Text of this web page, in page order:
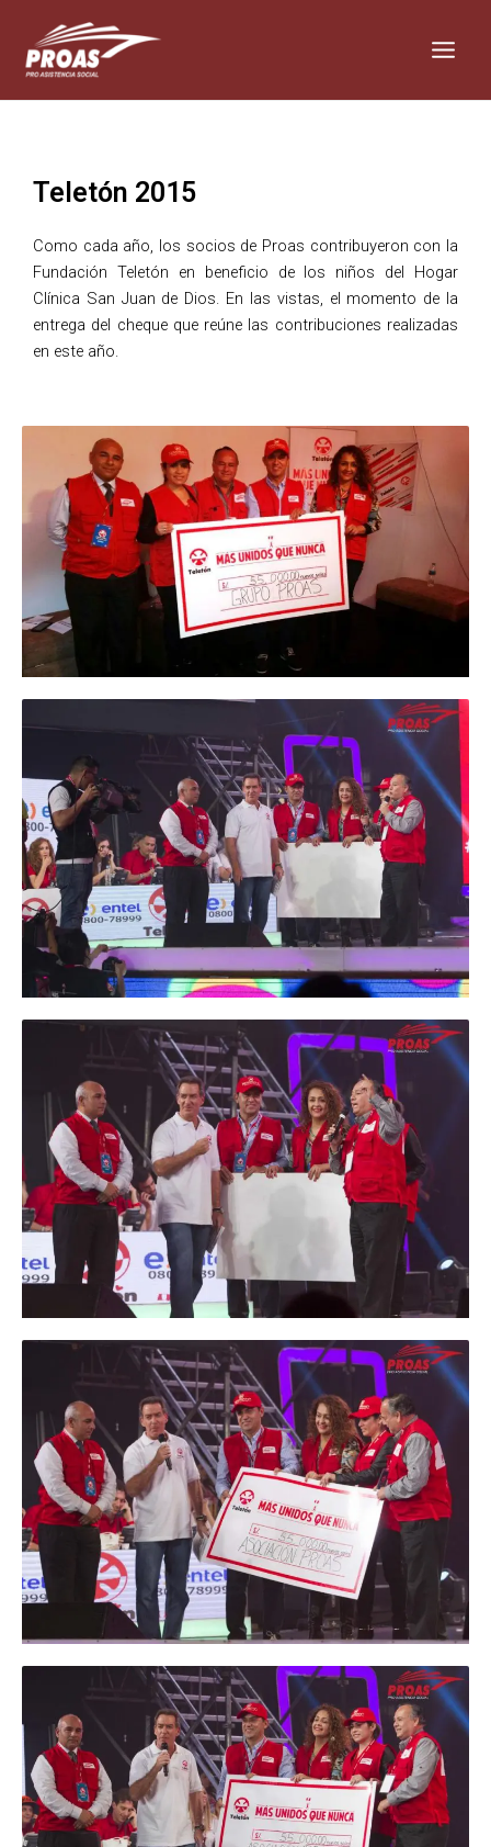
content
Teletón 2015
Como cada año, los socios de Proas contribuyeron con la
Fundación Teletón en beneficio de los niños del Hogar
Clínica San Juan de Dios. En las vistas, el momento de la
entrega del cheque que reúne las contribuciones realizadas
en este año.